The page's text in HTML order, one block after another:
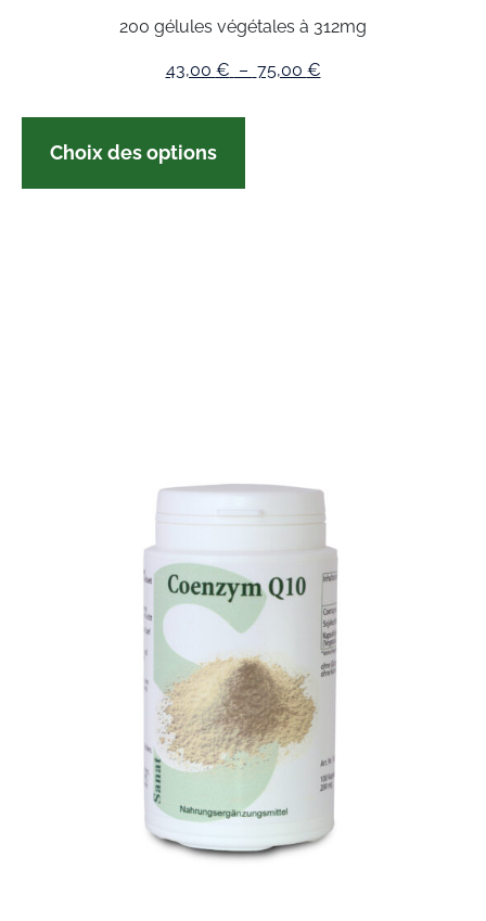
200 gélules végétales à 312mg
43,00 € – 75,00 €
Choix des options